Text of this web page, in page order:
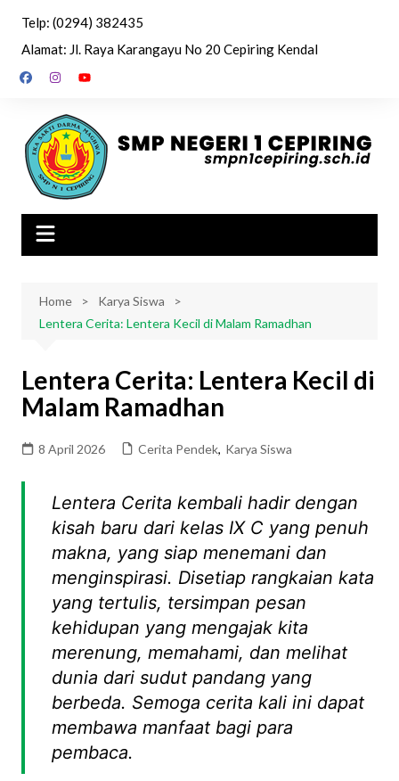
content
Telp: (0294) 382435
Alamat: Jl. Raya Karangayu No 20 Cepiring Kendal
Home
Karya Siswa
Lentera Cerita: Lentera Kecil di Malam Ramadhan
Lentera Cerita: Lentera Kecil di
Malam Ramadhan
8 April 2026 Cerita Pendek, Karya Siswa
Lentera Cerita kembali hadir dengan
kisah baru dari kelas IX C yang penuh
makna, yang siap menemani dan
menginspirasi. Disetiap rangkaian kata
yang tertulis, tersimpan pesan
kehidupan yang mengajak kita
merenung, memahami, dan melihat
dunia dari sudut pandang yang
berbeda. Semoga cerita kali ini dapat
membawa manfaat bagi para
pembaca.